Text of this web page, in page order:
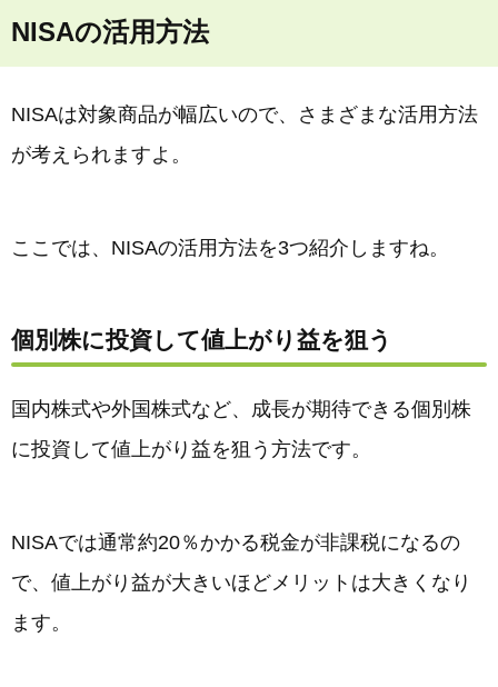
NISAの活用方法
NISAは対象商品が幅広いので、さまざまな活用方法
が考えられますよ。
ここでは、NISAの活用方法を3つ紹介しますね。
個別株に投資して値上がり益を狙う
国内株式や外国株式など、成長が期待できる個別株
に投資して値上がり益を狙う方法です。
NISAでは通常約20％かかる税金が非課税になるの
で、値上がり益が大きいほどメリットは大きくなり
ます。